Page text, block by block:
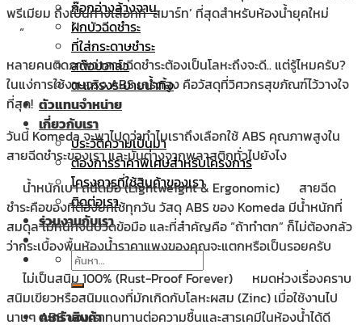
ก๊อกอ่างล้างจาน
ฝักบัวฉีดชำระ
ที่ใส่กระดาษชำระ
สต๊อปวาล์ว
ตะแกรงระบายน้ำทิ้ง
ตัวแทนจำหน่าย
เกี่ยวกับเรา
ประวัติความเป็นมา
ต้องการราคาพิเศษสำหรับโครงการ
โครงการที่ใช้สินค้าของเรา
ติดต่อเรา
ร่วมงานกับเรา
ค้นหา:
ตะกร้าสินค้า
พรีเมียม ถึงเป็นทางเลือกที่ ‘สมาร์ท’ ที่สุดสำหรับห้องน้ำยุคใหม่
“
หลายคนติดภาพว่าสายฉีดชำระต้องเป็นโลหะถึงจะดี.. แต่รู้ไหมครับ?
ในแง่การใช้งานจริง ABS เกรดสูง คือวัสดุที่วิศวกรสุขภัณฑ์ไว้วางใจ
ที่สุด!
วันนี้ Komeda จะพาไปดูว่าทำไมเราถึงเลือกใช้ ABS คุณภาพสูงใน
สายฉีดชำระของเรา และมันต่างจากพลาสติกทั่วไปยังไง
น้ำหนักเบา ถนัดมือ (Lightweight & Ergonomic)
สายฉีด
ชำระคือของที่ต้องยกใช้ทุกวัน วัสดุ ABS ของ Komeda มีน้ำหนักที่
สมดุล ไม่หนักจนปวดข้อมือ และที่สำคัญคือ “ถ้าทำตก” ก็ไม่ต้องกลัว
ว่ากระเบื้องพื้นห้องน้ำราคาแพงของคุณจะแตกหรือเป็นรอยครับ
ไม่เป็นสนิม 100% (Rust-Proof Forever)
หมดห่วงเรื่องคราบ
สนิมเขียวหรือสนิมแดงที่มักเกิดกับโลหะผสม (Zinc) เมื่อใช้งานไป
นานๆ ABS ของเราทนทานต่อความชื้นและสารเคมีในห้องน้ำได้ดี